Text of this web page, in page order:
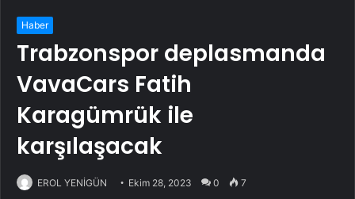
Haber
Trabzonspor deplasmanda
VavaCars Fatih
Karagümrük ile
karşılaşacak
EROL YENİGÜN Ekim 28, 2023 0 7